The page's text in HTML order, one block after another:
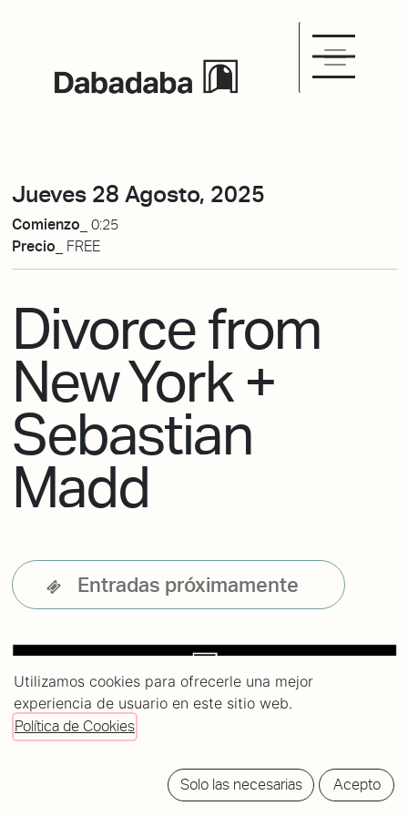
Jueves 28 Agosto, 2025
Comienzo_ 0:25
Precio_
FREE
Divorce from
New York +
Sebastian
Madd
Entradas próximamente
Utilizamos cookies para ofrecerle una mejor
experiencia de usuario en este sitio web.
Política de Cookies
Solo las necesarias Acepto